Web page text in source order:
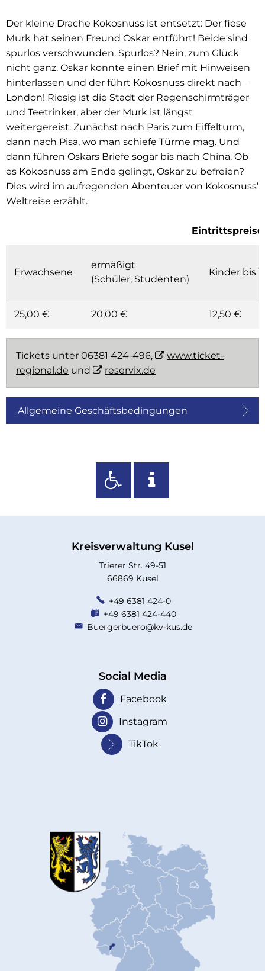
Der kleine Drache Kokosnuss ist entsetzt: Der fiese
Murk hat seinen Freund Oskar entführt! Beide sind
spurlos verschwunden. Spurlos? Nein, zum Glück
nicht ganz. Oskar konnte einen Brief mit Hinweisen
hinterlassen und der führt Kokosnuss direkt nach –
London! Riesig ist die Stadt der Regenschirmträger
und Teetrinker, aber der Murk ist längst
weitergereist. Zunächst nach Paris zum Eiffelturm,
dann nach Pisa, wo man schiefe Türme mag. Und
dann führen Oskars Briefe sogar bis nach China. Ob
es Kokosnuss am Ende gelingt, Oskar zu befreien?
Dies wird im aufregenden Abenteuer von Kokosnuss’
Weltreise erzählt.
Eintrittspreise
Erwachsene
ermäßigt
(Schüler, Studenten)
Kinder bis
25,00 € 20,00 € 12,50 €
Tickets unter 06381 424-496,
www.ticket-
regional.de und reservix.de
Allgemeine Geschäftsbedingungen
Kreisverwaltung Kusel
Trierer Str. 49-51
66869 Kusel
+49 6381 424-0
+49 6381 424-440
Buergerbuero@kv-kus.de
Social Media
Facebook
Instagram
TikTok